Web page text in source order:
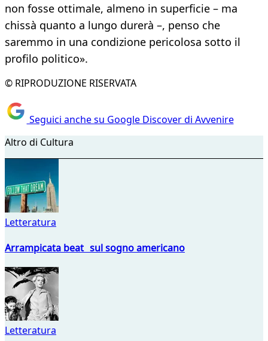
non fosse ottimale, almeno in superficie – ma
chissà quanto a lungo durerà –, penso che
saremmo in una condizione pericolosa sotto il
profilo politico».
© RIPRODUZIONE RISERVATA
Seguici anche su Google Discover di Avvenire
Altro di Cultura
Letteratura
Arrampicata beat sul sogno americano
Letteratura